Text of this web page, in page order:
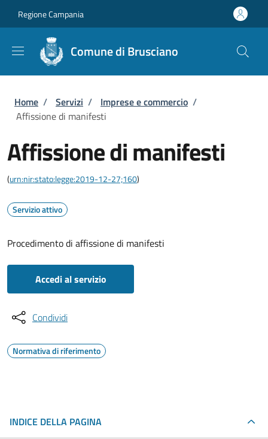
Regione Campania
Comune di Brusciano
Briciole di pane
Home / Servizi / Imprese e commercio /
Affissione di manifesti
Affissione di manifesti
(urn:nir:stato:legge:2019-12-27;160)
Servizio attivo
Procedimento di affissione di manifesti
Accedi al servizio
Condividi
Normativa di riferimento
INDICE DELLA PAGINA